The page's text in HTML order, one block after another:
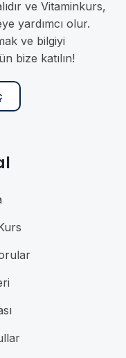
ve Vitaminkurs,
yardımcı olur.
ve bilgiyi
bize katılın!